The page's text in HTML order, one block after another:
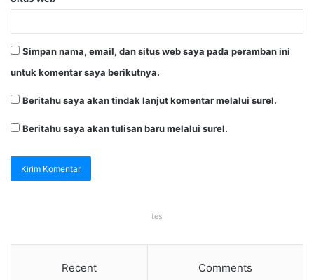
Simpan nama, email, dan situs web saya pada peramban ini
untuk komentar saya berikutnya.
Beritahu saya akan tindak lanjut komentar melalui surel.
Beritahu saya akan tulisan baru melalui surel.
tes
Recent Comments